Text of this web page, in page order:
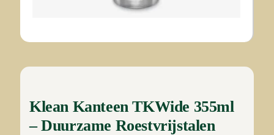
Klean Kanteen TKWide 355ml
– Duurzame Roestvrijstalen